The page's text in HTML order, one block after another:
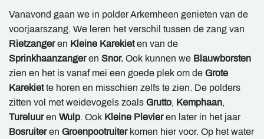
Vanavond gaan we in polder Arkemheen genieten van de
voorjaarszang. We leren het verschil tussen de zang van
Rietzangeren Kleine Karekieten van de
Sprinkhaanzangeren Snor. Ook kunnen we Blauwborsten
zien en het is vanaf mei een goede plek om de Grote
Karekiette horen en misschien zelfs te zien. De polders
zitten vol met weidevogels zoals Grutto, Kemphaan,
Tureluuren Wulp. Ook Kleine Plevieren later in het jaar
Bosruiteren Groenpootruiterkomen hier voor. Op het water